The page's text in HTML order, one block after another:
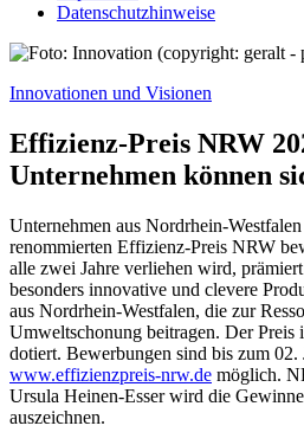
Datenschutzhinweise
Innovationen und Visionen
Effizienz-Preis NRW
Unternehmen können
Unternehmen aus Nordrhein-
renommierten Effizienz-Preis NRW
alle zwei Jahre verliehen wird,
besonders innovative und clevere
aus Nordrhein-Westfalen, die zur
Umweltschonung beitragen. Der Preis
dotiert. Bewerbungen sind bis zum
www.effizienzpreis-nrw.de möglich.
Ursula Heinen-Esser wird die
auszeichnen.